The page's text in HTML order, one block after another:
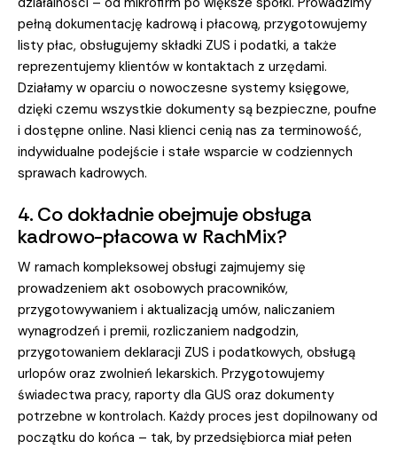
pełną dokumentację kadrową i płacową, przygotowujemy
listy płac, obsługujemy składki ZUS i podatki, a także
reprezentujemy klientów w kontaktach z urzędami.
Działamy w oparciu o nowoczesne systemy księgowe,
dzięki czemu wszystkie dokumenty są bezpieczne, poufne
i dostępne online. Nasi klienci cenią nas za terminowość,
indywidualne podejście i stałe wsparcie w codziennych
sprawach kadrowych.
4. Co dokładnie obejmuje obsługa
kadrowo-płacowa w RachMix?
W ramach kompleksowej obsługi zajmujemy się
prowadzeniem akt osobowych pracowników,
przygotowywaniem i aktualizacją umów, naliczaniem
wynagrodzeń i premii, rozliczaniem nadgodzin,
przygotowaniem deklaracji ZUS i podatkowych, obsługą
urlopów oraz zwolnień lekarskich. Przygotowujemy
świadectwa pracy, raporty dla GUS oraz dokumenty
potrzebne w kontrolach. Każdy proces jest dopilnowany od
początku do końca – tak, by przedsiębiorca miał pełen